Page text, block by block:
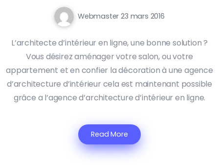
Webmaster 23 mars 2016
L’architecte d’intérieur en ligne, une bonne solution ?
Vous désirez aménager votre salon, ou votre
appartement et en confier la décoration à une agence
d’architecture d’intérieur cela est maintenant possible
grâce a l’agence d’architecture d’intérieur en ligne.
Read More